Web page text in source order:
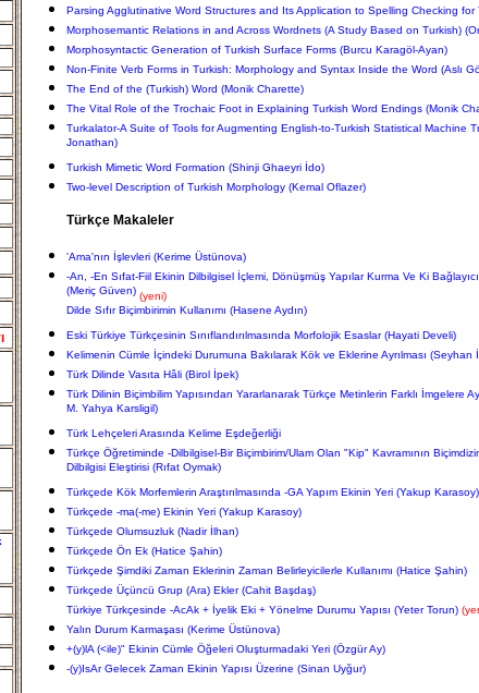
Parsing Agglutinative Word Structures and Its Application to Spelling Checking
Morphosemantic Relations in and Across Wordnets (A Study Based on Turkish)
Morphosyntactic Generation of Turkish Surface Forms (Burcu Karagöl-Ayan)
Non-Finite Verb Forms in Turkish: Morphology and Syntax Inside the Word (Aslı
The End of the (Turkish) Word (Monik Charette)
The Vital Role of the Trochaic Foot in Explaining Turkish Word Endings (Monik
Turkalator-A Suite of Tools for Augmenting English-to-Turkish Statistical Machine
Jonathan)
Turkish Mimetic Word Formation (Shinji Ghaeyri İdo)
Two-level Description of Turkish Morphology (Kemal Oflazer)
Türkçe Makaleler
'Ama'nın İşlevleri (Kerime Üstünova)
-An, -En Sıfat-Fiil Ekinin Dilbilgisel İçlemi, Dönüşmüş Yapılar Kurma Ve Ki
(Meriç Güven) (yeni)
Dilde Sıfır Biçimbirimin Kullanımı (Hasene Aydın)
Eski Türkiye Türkçesinin Sınıflandırılmasında Morfolojik Esaslar (Hayati Develi)
Kelimenin Cümle İçindeki Durumuna Bakılarak Kök ve Eklerine Ayrılması (Seyhan
Türk Dilinde Vasıta Hâli (Birol İpek)
Türk Dilinin Biçimbilim Yapısından Yararlanarak Türkçe Metinlerin Farklı İmgelere
M. Yahya Karsligil)
Türk Lehçeleri Arasında Kelime Eşdeğerliği
Türkçe Öğretiminde -Dilbilgisel-Bir Biçimbirim/Ulam Olan "Kip" Kavramının
Dilbilgisi Eleştirisi (Rıfat Oymak)
Türkçede Kök Morfemlerin Araştırılmasında -GA Yapım Ekinin Yeri (Yakup Karasoy)
Türkçede -ma(-me) Ekinin Yeri (Yakup Karasoy)
Türkçede Olumsuzluk (Nadir İlhan)
Türkçede Ön Ek (Hatice Şahin)
Türkçede Şimdiki Zaman Eklerinin Zaman Belirleyicilerle Kullanımı (Hatice Şahin)
Türkçede Üçüncü Grup (Ara) Ekler (Cahit Başdaş)
Türkiye Türkçesinde -AcAk + İyelik Eki + Yönelme Durumu Yapısı (Yeter Torun)
Yalın Durum Karmaşası (Kerime Üstünova)
+(y)lA (<ile)" Ekinin Cümle Öğeleri Oluşturmadaki Yeri (Özgür Ay)
-(y)IsAr Gelecek Zaman Ekinin Yapısı Üzerine (Sinan Uyğur)